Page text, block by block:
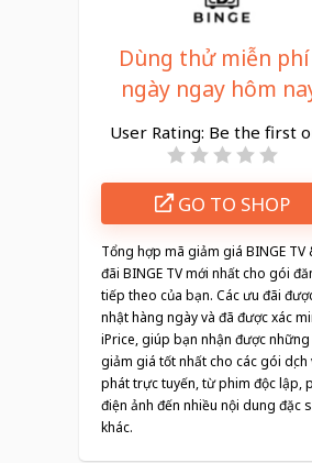
Dùng thử miễn phí
ngày ngay hôm
User Rating: Be the first
GO TO SHOP
Tổng hợp mã giảm giá BINGE TV
đãi BINGE TV mới nhất cho gói
tiếp theo của bạn. Các ưu đãi
nhật hàng ngày và đã được xác
iPrice, giúp bạn nhận được những
giảm giá tốt nhất cho các gói dịch
phát trực tuyến, từ phim độc lập,
điện ảnh đến nhiều nội dung đặc
khác.